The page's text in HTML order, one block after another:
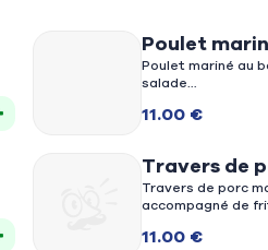
Poulet
Poulet mariné au
salade
11.00 €
Travers de
frites
Travers de porc
accompagné de
11.00 €